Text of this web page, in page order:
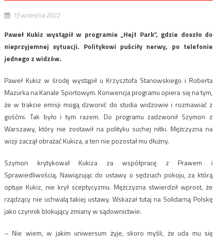
15 września 2022
Paweł Kukiz wystąpił w programie „Hejt Park”, gdzie doszło do
nieprzyjemnej sytuacji. Politykowi puściły nerwy, po telefonie
jednego z widzów.
Paweł Kukiz w środę wystąpił u Krzysztofa Stanowskiego i Roberta
Mazurka na Kanale Sportowym. Konwencja programu opiera się na tym,
że w trakcie emisji mogą dzwonić do studia widzowie i rozmawiać z
gośćmi. Tak było i tym razem. Do programu zadzwonił Szymon z
Warszawy, który nie zostawił na polityku suchej nitki. Mężczyzna na
wizji zaczął obrażać Kukiza, a ten nie pozostał mu dłużny.
Szymon krytykował Kukiza za współpracę z Prawem i
Sprawiedliwością. Nawiązując do ustawy o sędziach pokoju, za którą
optuje Kukiz, nie krył sceptycyzmu. Mężczyzna stwierdził wprost, że
rządzący nie uchwalą takiej ustawy. Wskazał tutaj na Solidarną Polskę
jako czynnik blokujący zmiany w sądownictwie.
– Nie wiem, w jakim uniwersum żyje, skoro myśli, że uda mu się